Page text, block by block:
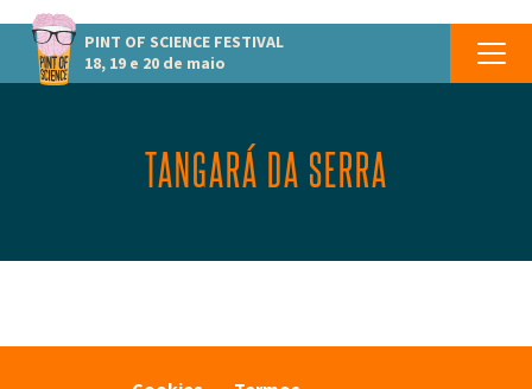
PINT OF SCIENCE FESTIVAL
18, 19 e 20 de maio
TANGARÁ DA SERRA